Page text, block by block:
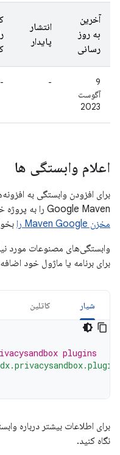
آخرین
به روز
رسانی
انتشار
پایدار
9
آگوست
2023
-
-
اعلام وابستگی ها
Google Maven را به پروژه خود اضافه کنید. برای اطلاعات بیشتر،
مخزن Maven Google را
وابستگی‌های مصنوعات مورد
برای برنامه یا ماژول خود
شیار کاتلین
plugins
برای اطلاعات بیشتر درباره
نگاه کنید.